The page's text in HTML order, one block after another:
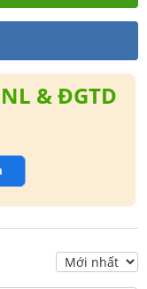
& ĐGTD